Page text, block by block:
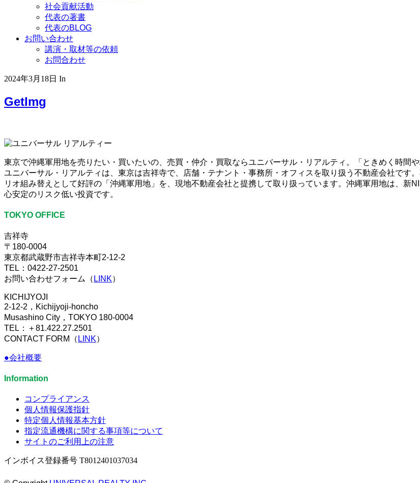
社会貢献活動
代表の著書
代表のBLOG
お問い合わせ
講演・取材等の依頼
お問合わせ
2024年3月18日 In
GetImg
東京で沖縄軍用地を売りたい・買いたいの、売買・仲介・買取ならユニバーサル・リアルティ。「ときめく時間
ユニバーサル・リアルティは、東京は吉祥寺で、店舗・テナント・事務所・オフィスを取り扱う不動産会社です
リオ組み替えとして好評の「沖縄軍用地」を、現地不動産会社と提携して取り扱っています。沖縄軍用地は、
心安定のリスク低い投資です。
TOKYO OFFICE
吉祥寺
〒180-0004
東京都武蔵野市吉祥寺本町2-12-2
TEL：0422-27-2501
お問い合わせフォーム（ LINK）
KICHIJYOJI
2-12-2，Kichijyoji-honcho
Musashino City，TOKYO 180-0004
TEL：＋81.422.27.2501
CONTACT FORM（ LINK）
●会社概要
Information
コンプライアンス
個人情報保護指針
特定個人情報基本方針
指定流通機構に関する事項等について
サイトのご利用上の注意
インボイス登録番号 T8012401037034